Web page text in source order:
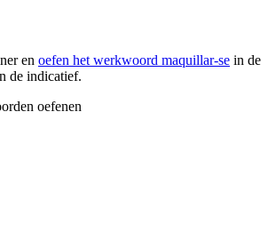
en oefen het werkwoord maquillar-se in de
de indicatief.